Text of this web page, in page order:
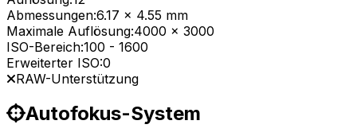
Abmessungen:6.17 x 4.55 mm
Maximale Auflösung:4000 x 3000
ISO-Bereich:100 - 1600
Erweiterter ISO:0
RAW-Unterstützung
Autofokus-System